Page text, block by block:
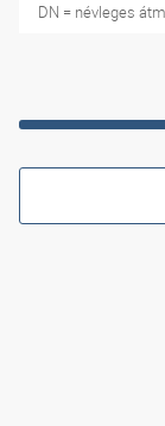
DN = névleges